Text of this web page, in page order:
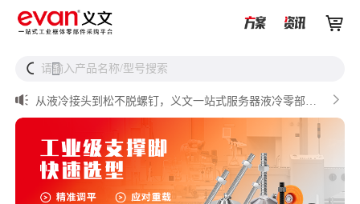

 
请输入产品名称/型号搜索
从液冷接头到松不脱螺钉，义文一站式服务器液冷零部件
解决方案


AI数据中心服务器液冷接头
准对比）
储能设备为什么必须用防松螺母？